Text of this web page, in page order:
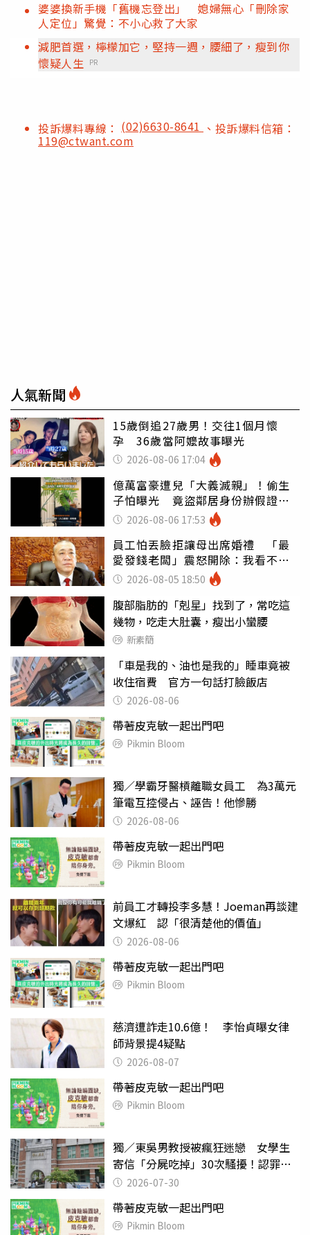
婆婆換新手機「舊機忘登出」 媳婦無心「刪除家
人定位」驚覺：不小心救了大家
減肥首選，檸檬加它，堅持一週，腰細了，瘦到你
懷疑人生
PR
投訴爆料專線： (02)6630-8641 、投訴爆料信箱：
119@ctwant.com
人氣新聞
15歲倒追27歲男！交往1個月懷
孕 36歲當阿嬤故事曝光
2026-08-06 17:04
億萬富豪遭兒「大義滅親」！偷生
子怕曝光 竟盜鄰居身份辦假證落
戶 2026-08-06 17:53
員工怕丟臉拒讓母出席婚禮 「最
愛發錢老闆」震怒開除：我看不起
你 2026-08-05 18:50
腹部脂肪的「剋星」找到了，常吃這
幾物，吃走大肚囊，瘦出小蠻腰
新素簡
「車是我的、油也是我的」睡車竟被
收住宿費 官方一句話打臉飯店
2026-08-06
帶著皮克敏一起出門吧
Pikmin Bloom
獨／學霸牙醫槓離職女員工 為3萬元
筆電互控侵占、誣告！他慘勝
2026-08-06
帶著皮克敏一起出門吧
Pikmin Bloom
前員工才轉投李多慧！Joeman再談建
文爆紅 認「很清楚他的價值」
2026-08-06
帶著皮克敏一起出門吧
Pikmin Bloom
慈濟遭詐走10.6億！ 李怡貞曝女律
師背景提4疑點
2026-08-07
帶著皮克敏一起出門吧
Pikmin Bloom
獨／東吳男教授被瘋狂迷戀 女學生
寄信「分屍吃掉」30次騷擾！認罪免
關 2026-07-30
帶著皮克敏一起出門吧
Pikmin Bloom